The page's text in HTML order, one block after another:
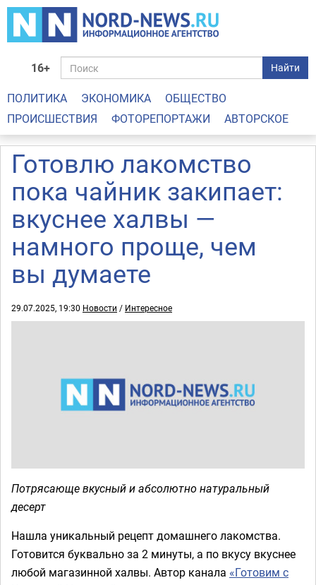
16+ Найти
ПОЛИТИКА ЭКОНОМИКА
ОБЩЕСТВО
ПРОИСШЕСТВИЯ
ФОТОРЕПОРТАЖИ АВТОРСКОЕ
Готовлю лакомство
пока чайник закипает:
вкуснее халвы —
намного проще, чем
вы думаете
29.07.2025, 19:30 Новости / Интересное
Потрясающе вкусный и абсолютно натуральный
десерт
Нашла уникальный рецепт домашнего лакомства.
Готовится буквально за 2 минуты, а по вкусу вкуснее
любой магазинной халвы. Автор канала «Готовим с